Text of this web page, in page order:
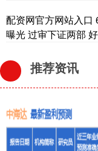
配资网官方网站入口
曝光 过审下证两部
推荐资讯